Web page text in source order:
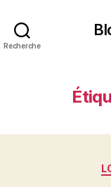
Recherche